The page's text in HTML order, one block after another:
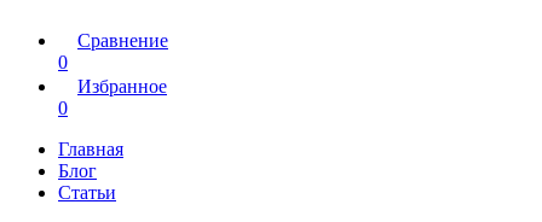
Сравнение
0
Избранное
0
Главная
Блог
Статьи